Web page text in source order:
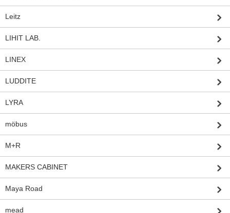
Leitz
LIHIT LAB.
LINEX
LUDDITE
LYRA
möbus
M+R
MAKERS CABINET
Maya Road
mead